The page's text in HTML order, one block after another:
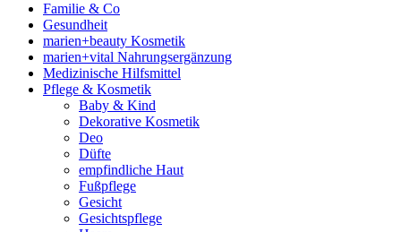
Familie & Co
Gesundheit
marien+beauty Kosmetik
marien+vital Nahrungsergänzung
Medizinische Hilfsmittel
Pflege & Kosmetik
Baby & Kind
Dekorative Kosmetik
Deo
Düfte
empfindliche Haut
Fußpflege
Gesicht
Gesichtspflege